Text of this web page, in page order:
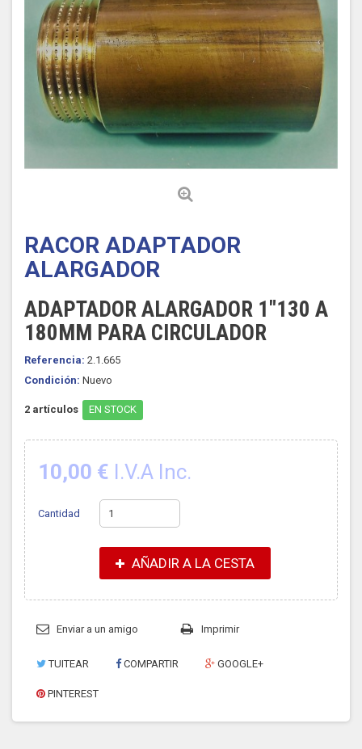
RACOR ADAPTADOR
ALARGADOR
ADAPTADOR ALARGADOR 1"130 A
180MM PARA CIRCULADOR
Referencia: 2.1.665
Condición: Nuevo
2 artículos EN STOCK
10,00 € I.V.A Inc.
Cantidad
AÑADIR A LA CESTA
Enviar a un amigo Imprimir
TUITEAR COMPARTIR GOOGLE+
PINTEREST